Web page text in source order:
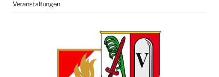
Veranstaltungen